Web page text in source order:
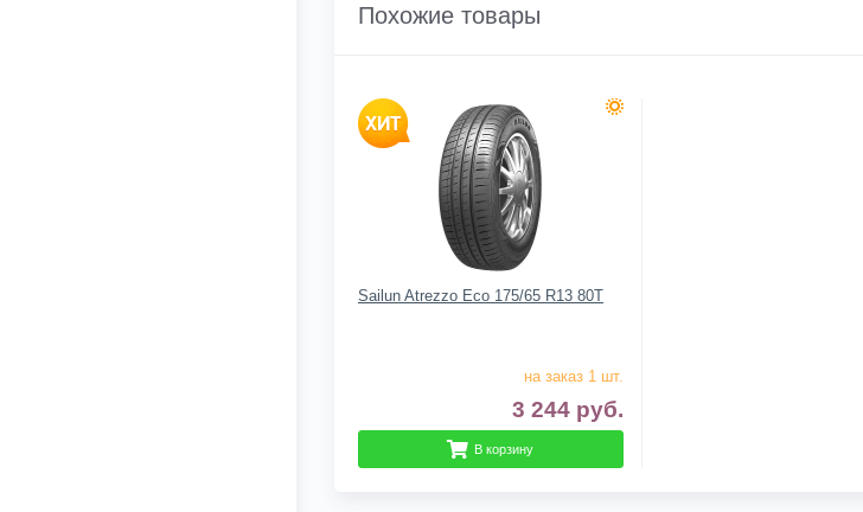
Похожие товары
Sailun Atrezzo Eco 175/65 R13 80T
на заказ 1 шт.
3 244 руб.
В корзину